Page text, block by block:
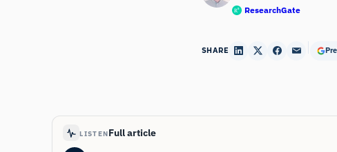
ResearchGate
SHARE
LISTENFull article